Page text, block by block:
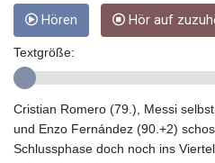
Hören Hör auf
Textgröße:
Cristian Romero (79.), Messi
und Enzo Fernández (90.+2)
Schlussphase doch noch ins